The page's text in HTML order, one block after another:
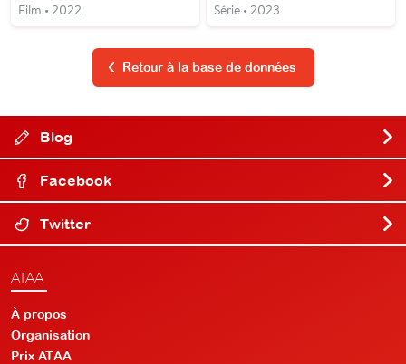
Film • 2022 Série • 2023
Retour à la base de données
Blog
Facebook
Twitter
ATAA
À propos
Organisation
Prix ATAA